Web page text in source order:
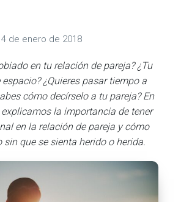
de enero de 2018
en tu relación de pareja? ¿Tu
¿Quieres pasar tiempo a
cómo decírselo a tu pareja? En
la importancia de tener
en la relación de pareja y cómo
sin que se sienta herido o herida.